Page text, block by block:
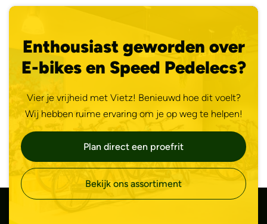
Enthousiast geworden over
E-bikes en Speed Pedelecs?
Vier je vrijheid met Vietz! Benieuwd hoe dit voelt?
Wij hebben ruime ervaring om je op weg te helpen!
Plan direct een proefrit
Bekijk ons assortiment